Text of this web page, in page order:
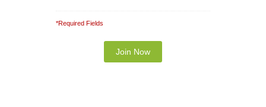
*Required Fields